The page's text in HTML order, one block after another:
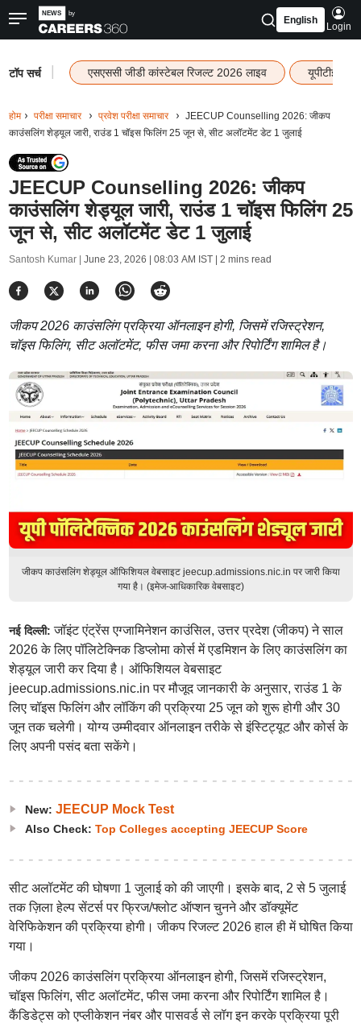
English
Login
टॉप सर्च एसएससी जीडी कांस्टेबल रिजल्ट 2026 लाइव यूपीटीईटी
होम परीक्षा समाचार प्रवेश परीक्षा समाचार
JEECUP Counselling 2026: जीकप
काउंसलिंग शेड्यूल जारी, राउंड 1 चॉइस फिलिंग 25 जून से, सीट अलॉटमेंट डेट 1 जुलाई
JEECUP Counselling 2026: जीकप
काउंसलिंग शेड्यूल जारी, राउंड 1 चॉइस फिलिंग 25
जून से, सीट अलॉटमेंट डेट 1 जुलाई
Santosh Kumar | June 23, 2026 | 08:03 AM IST| 2 mins read
जीकप 2026 काउंसलिंग प्रक्रिया ऑनलाइन होगी, जिसमें रजिस्ट्रेशन,
चॉइस फिलिंग, सीट अलॉटमेंट, फीस जमा करना और रिपोर्टिंग शामिल है।
जीकप काउंसलिंग शेड्यूल ऑफिशियल वेबसाइट jeecup.admissions.nic.in पर जारी किया
गया है। (इमेज-आधिकारिक वेबसाइट)
नई दिल्ली:जॉइंट एंट्रेंस एग्जामिनेशन काउंसिल, उत्तर प्रदेश (जीकप) ने साल
2026 के लिए पॉलिटेक्निक डिप्लोमा कोर्स में एडमिशन के लिए काउंसलिंग का
शेड्यूल जारी कर दिया है। ऑफिशियल वेबसाइट
jeecup.admissions.nic.in पर मौजूद जानकारी के अनुसार, राउंड 1 के
लिए चॉइस फिलिंग और लॉकिंग की प्रक्रिया 25 जून को शुरू होगी और 30
जून तक चलेगी। योग्य उम्मीदवार ऑनलाइन तरीके से इंस्टिट्यूट और कोर्स के
लिए अपनी पसंद बता सकेंगे।
New: JEECUP Mock Test
Also Check: Top Colleges accepting JEECUP Score
सीट अलॉटमेंट की घोषणा 1 जुलाई को की जाएगी। इसके बाद, 2 से 5 जुलाई
तक ज़िला हेल्प सेंटर्स पर फ्रिज/फ्लोट ऑप्शन चुनने और डॉक्यूमेंट
वेरिफिकेशन की प्रक्रिया होगी। जीकप रिजल्ट 2026 हाल ही में घोषित किया
गया।
जीकप 2026 काउंसलिंग प्रक्रिया ऑनलाइन होगी, जिसमें रजिस्ट्रेशन,
चॉइस फिलिंग, सीट अलॉटमेंट, फीस जमा करना और रिपोर्टिंग शामिल है।
कैंडिडेट्स को एप्लीकेशन नंबर और पासवर्ड से लॉग इन करके प्रक्रिया पूरी